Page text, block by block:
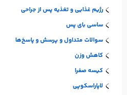
رژیم غذایی و تغذیه پس از جراحی
ساسی بای پس
سوالات متداول و پرسش و پاسخ‌ها
کاهش وزن
کیسه صفرا
لاپاراسکوپی